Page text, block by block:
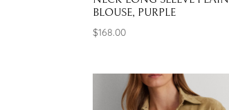
BLOUSE, PURPLE
$168.00